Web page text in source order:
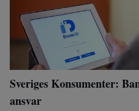
Sveriges Konsumenter:
ansvar